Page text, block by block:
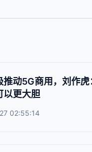
推动5G商用，刘作
以更大胆
02:55:14